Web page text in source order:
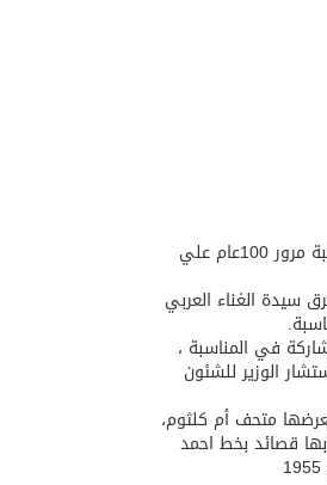
ينظم معهد العالم العربي بباريس هذا اليوم احتفالية ثقافية فنية كبريتحت عنوان ام كلثوم الهرم الرابع ، بمناسبة مرور 100عام علي
من مقتنيات كوكب الشرق سيدة الغناء العربي
في المناسبة ،
الوزير للشئون
متحف أم كلثوم،
قصائد بخط احمد